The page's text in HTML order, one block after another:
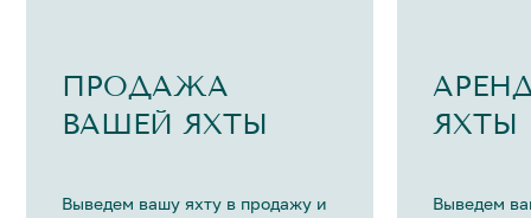
ПРОДАЖА
ВАШЕЙ ЯХТЫ
Выведем вашу яхту в продажу и
ЯХТЫ
Выведем